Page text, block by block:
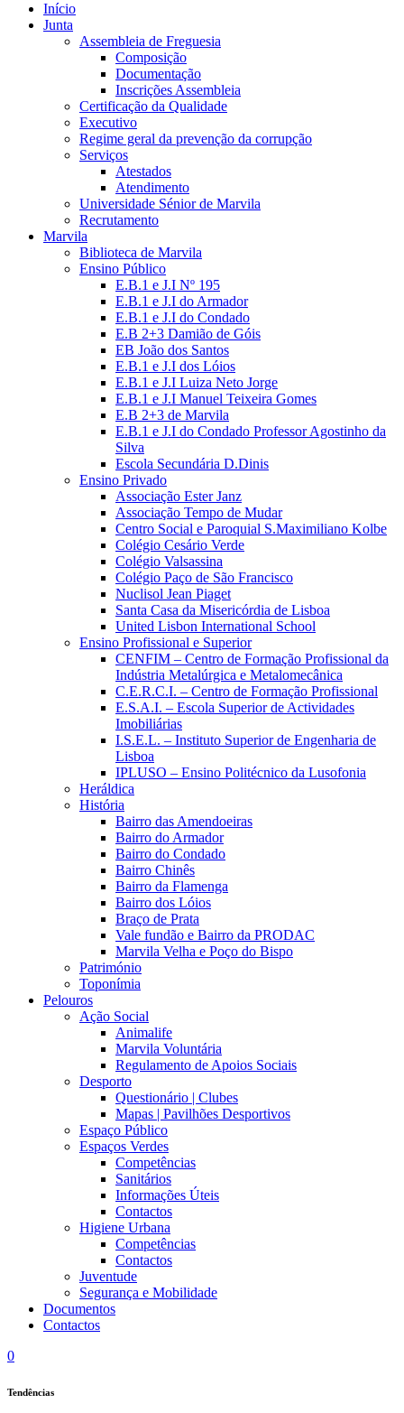
Início
Junta
Assembleia de Freguesia
Composição
Documentação
Inscrições Assembleia
Certificação da Qualidade
Executivo
Regime geral da prevenção da corrupção
Serviços
Atestados
Atendimento
Universidade Sénior de Marvila
Recrutamento
Marvila
Biblioteca de Marvila
Ensino Público
E.B.1 e J.I Nº 195
E.B.1 e J.I do Armador
E.B.1 e J.I do Condado
E.B 2+3 Damião de Góis
EB João dos Santos
E.B.1 e J.I dos Lóios
E.B.1 e J.I Luiza Neto Jorge
E.B.1 e J.I Manuel Teixeira Gomes
E.B 2+3 de Marvila
E.B.1 e J.I do Condado Professor Agostinho da
Silva
Escola Secundária D.Dinis
Ensino Privado
Associação Ester Janz
Associação Tempo de Mudar
Centro Social e Paroquial S.Maximiliano Kolbe
Colégio Cesário Verde
Colégio Valsassina
Colégio Paço de São Francisco
Nuclisol Jean Piaget
Santa Casa da Misericórdia de Lisboa
United Lisbon International School
Ensino Profissional e Superior
CENFIM – Centro de Formação Profissional da
Indústria Metalúrgica e Metalomecânica
C.E.R.C.I. – Centro de Formação Profissional
E.S.A.I. – Escola Superior de Actividades
Imobiliárias
I.S.E.L. – Instituto Superior de Engenharia de
Lisboa
IPLUSO – Ensino Politécnico da Lusofonia
Heráldica
História
Bairro das Amendoeiras
Bairro do Armador
Bairro do Condado
Bairro Chinês
Bairro da Flamenga
Bairro dos Lóios
Braço de Prata
Vale fundão e Bairro da PRODAC
Marvila Velha e Poço do Bispo
Património
Toponímia
Pelouros
Ação Social
Animalife
Marvila Voluntária
Regulamento de Apoios Sociais
Desporto
Questionário | Clubes
Mapas | Pavilhões Desportivos
Espaço Público
Espaços Verdes
Competências
Sanitários
Informações Úteis
Contactos
Higiene Urbana
Competências
Contactos
Juventude
Segurança e Mobilidade
Documentos
Contactos
0
Tendências